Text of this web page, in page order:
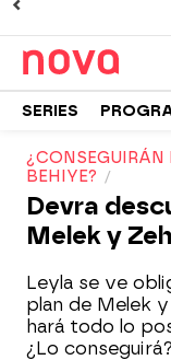
SERIES
¿CONSEGUIRÁN
BEHIYE?
Devra
Melek y
Leyla se ve
plan de Melek
hará todo lo
¿Lo conseguirá?